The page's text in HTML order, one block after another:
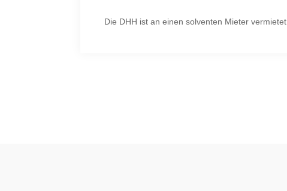
Die DHH ist an einen solventen Mieter vermietet.